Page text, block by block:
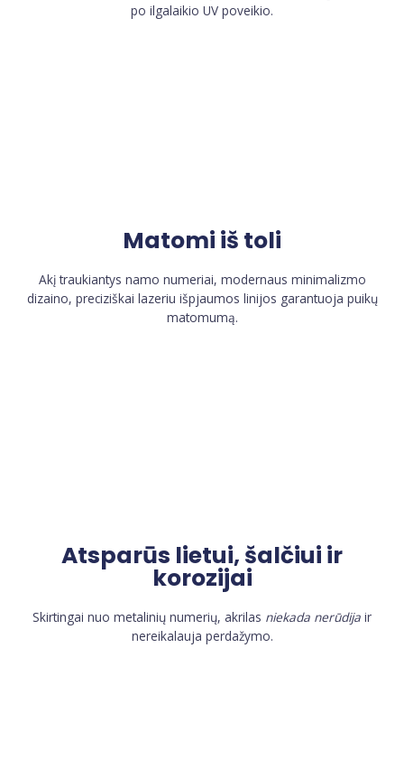
po ilgalaikio UV poveikio.
Matomi iš toli
Akį traukiantys namo numeriai, modernaus minimalizmo
dizaino, preciziškai lazeriu išpjaumos linijos garantuoja puikų
matomumą.
Atsparūs lietui, šalčiui ir
korozijai
Skirtingai nuo metalinių numerių, akrilas niekada nerūdija ir
nereikalauja perdažymo.